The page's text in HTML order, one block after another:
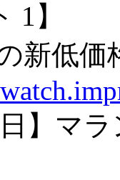
1】
新低
日】マ